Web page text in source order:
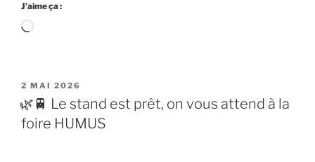
J’aime ça :
Chargement…
PUBLIÉ
LE
2 MAI 2026
🌿🚆 Le stand est prêt, on vous attend à la
foire HUMUS